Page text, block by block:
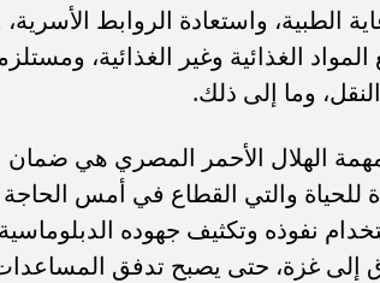
الطبية، واستعادة الروابط
المواد الغذائية وغير الغذائية،
وما إلى ذلك.
الهلال الأحمر المصري هي
والتي القطاع في أمس الحاجة
نفوذه وتكثيف جهوده
غزة، حتى يصبح تدفق المساعدات